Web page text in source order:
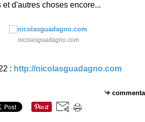
d'autres choses encore...
nicolasguadagno.com
: http://nicolasguadagno.com